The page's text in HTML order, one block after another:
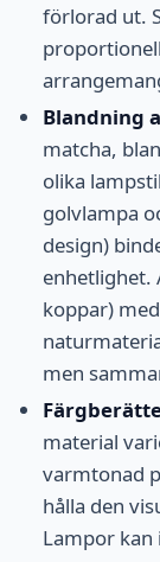
förlorad ut.
Blandning
matcha,
olika
golvlampa
design)
enhetlighet.
koppar)
men
material
varmtonad
hålla den
Lampor